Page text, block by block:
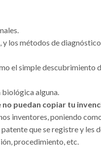
los métodos de diagnóstico
el simple descubrimiento
alguna.
no puedan copiar tu
inventores, poniendo
que se registre y les
procedimiento, etc.